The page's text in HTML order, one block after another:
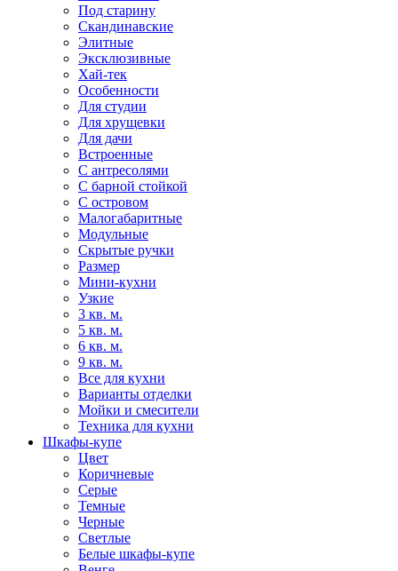
Под старину
Скандинавские
Элитные
Эксклюзивные
Хай-тек
Особенности
Для студии
Для хрущевки
Для дачи
Встроенные
С антресолями
С барной стойкой
С островом
Малогабаритные
Модульные
Скрытые ручки
Размер
Мини-кухни
Узкие
3 кв. м.
5 кв. м.
6 кв. м.
9 кв. м.
Все для кухни
Варианты отделки
Мойки и смесители
Техника для кухни
Шкафы-купе
Цвет
Коричневые
Серые
Темные
Черные
Светлые
Белые шкафы-купе